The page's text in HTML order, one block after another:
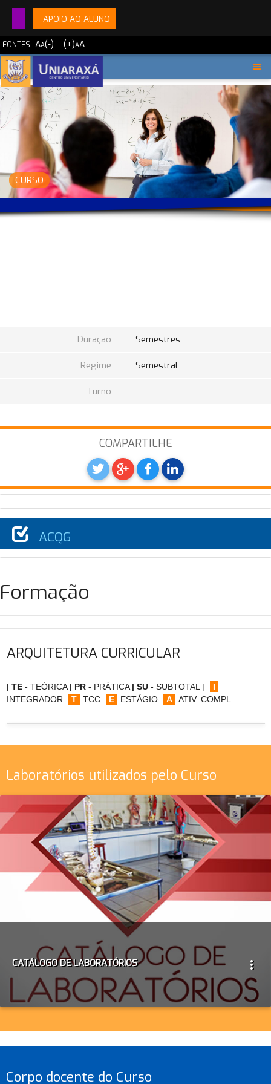
APOIO AO ALUNO
FONTES AA(-) (+)AA
CURSO
Duração Semestres
Regime Semestral
Turno
COMPARTILHE
ACQG
Formação
ARQUITETURA CURRICULAR
| TE - TEÓRICA | PR - PRÁTICA | SU - SUBTOTAL |
I
INTEGRADOR
T TCC E ESTÁGIO A ATIV. COMPL.
Laboratórios utilizados pelo Curso
CATÁLOGO DE LABORATÓRIOS more_vert
Corpo docente do Curso